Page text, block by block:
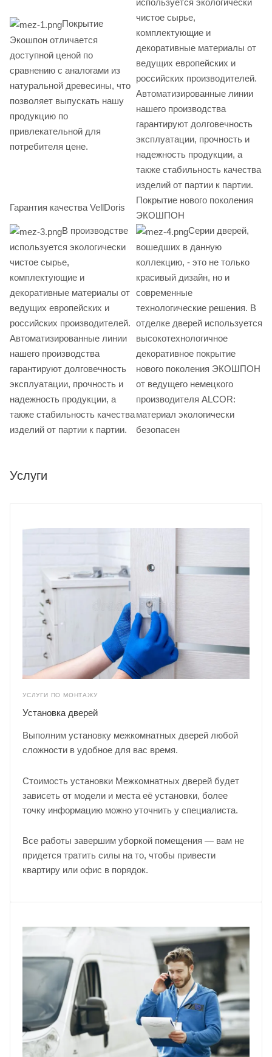
Покрытие
Экошпон отличается
доступной ценой по
сравнению с аналогами из
натуральной древесины, что
позволяет выпускать нашу
продукцию по
привлекательной для
потребителя цене.
чистое сырье,
комплектующие и
декоративные материалы от
ведущих европейских и
российских производителей.
Автоматизированные линии
нашего производства
гарантируют долговечность
эксплуатации, прочность и
надежность продукции, а
также стабильность качества
изделий от партии к партии.
Гарантия качества VellDoris
Покрытие нового поколения
ЭКОШПОН
В производстве
используется экологически
чистое сырье,
комплектующие и
декоративные материалы от
ведущих европейских и
российских производителей.
Автоматизированные линии
нашего производства
гарантируют долговечность
эксплуатации, прочность и
надежность продукции, а
также стабильность качества
изделий от партии к партии.
Серии дверей,
вошедших в данную
коллекцию, - это не только
красивый дизайн, но и
современные
технологические решения. В
отделке дверей используется
высокотехнологичное
декоративное покрытие
нового поколения ЭКОШПОН
от ведущего немецкого
производителя ALCOR:
материал экологически
безопасен
Услуги
УСЛУГИ ПО МОНТАЖУ
Установка дверей
Выполним установку межкомнатных дверей любой
сложности в удобное для вас время.
Стоимость установки Межкомнатных дверей будет
зависеть от модели и места её установки, более
точку информацию можно уточнить у специалиста.
Все работы завершим уборкой помещения — вам не
придется тратить силы на то, чтобы привести
квартиру или офис в порядок.